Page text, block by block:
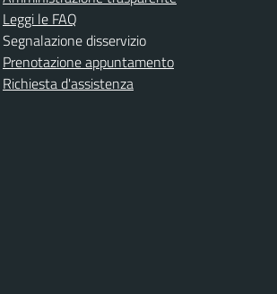
Leggi le FAQ
Segnalazione disservizio
Prenotazione appuntamento
Richiesta d'assistenza